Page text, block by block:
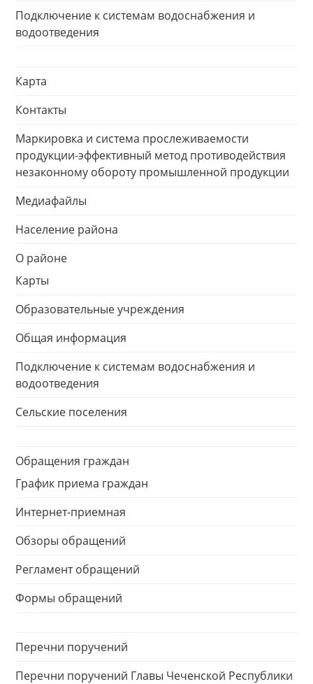
Подключение к системам водоснабжения и
водоотведения
Карта
Контакты
Маркировка и система прослеживаемости
продукции-эффективный метод противодействия
незаконному обороту промышленной продукции
Медиафайлы
Население района
О районе
Карты
Образовательные учреждения
Общая информация
Подключение к системам водоснабжения и
водоотведения
Сельские поселения
Обращения граждан
График приема граждан
Интернет-приемная
Обзоры обращений
Регламент обращений
Формы обращений
Перечни поручений
Перечни поручений Главы Чеченской Республики